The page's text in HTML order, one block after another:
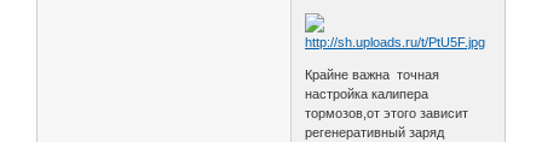
Крайне важна точная
настройка калипера
тормозов,от этого зависит
регенеративный заряд